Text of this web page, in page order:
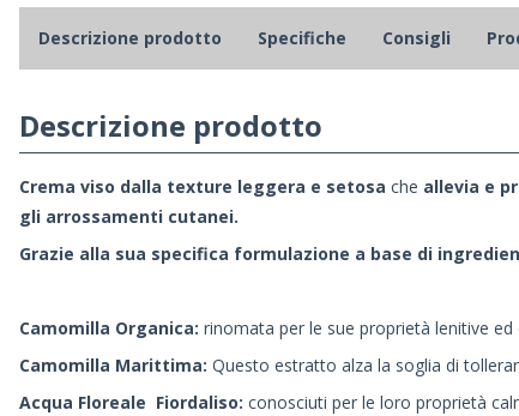
Descrizione prodotto Specifiche Consigli
Descrizione prodotto
Crema viso dalla texture leggera e setosa che allevia e
gli arrossamenti cutanei.
Grazie alla sua specifica formulazione a base di
Camomilla Organica: rinomata per le sue proprietà lenitive ed
Camomilla Marittima: Questo estratto alza la soglia di
Acqua Floreale Fiordaliso: conosciuti per le loro proprietà